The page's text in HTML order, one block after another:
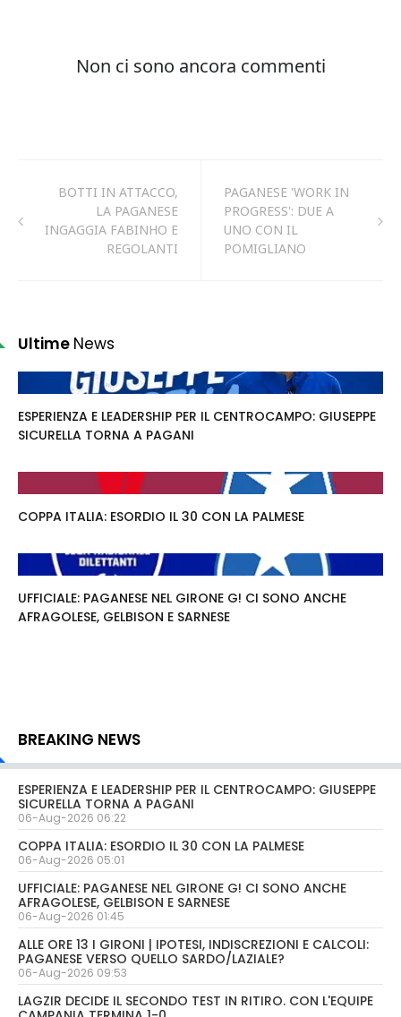
BOTTI IN ATTACCO,
LA PAGANESE
INGAGGIA FABINHO E
REGOLANTI
PAGANESE 'WORK IN
PROGRESS': DUE A
UNO CON IL
POMIGLIANO
Ultime News
ESPERIENZA E LEADERSHIP PER IL CENTROCAMPO: GIUSEPPE
SICURELLA TORNA A PAGANI
COPPA ITALIA: ESORDIO IL 30 CON LA PALMESE
UFFICIALE: PAGANESE NEL GIRONE G! CI SONO ANCHE
AFRAGOLESE, GELBISON E SARNESE
BREAKING NEWS
ESPERIENZA E LEADERSHIP PER IL CENTROCAMPO: GIUSEPPE
SICURELLA TORNA A PAGANI
06-Aug-2026 06:22
COPPA ITALIA: ESORDIO IL 30 CON LA PALMESE
06-Aug-2026 05:01
UFFICIALE: PAGANESE NEL GIRONE G! CI SONO ANCHE
AFRAGOLESE, GELBISON E SARNESE
06-Aug-2026 01:45
ALLE ORE 13 I GIRONI | IPOTESI, INDISCREZIONI E CALCOLI:
PAGANESE VERSO QUELLO SARDO/LAZIALE?
06-Aug-2026 09:53
LAGZIR DECIDE IL SECONDO TEST IN RITIRO. CON L'EQUIPE